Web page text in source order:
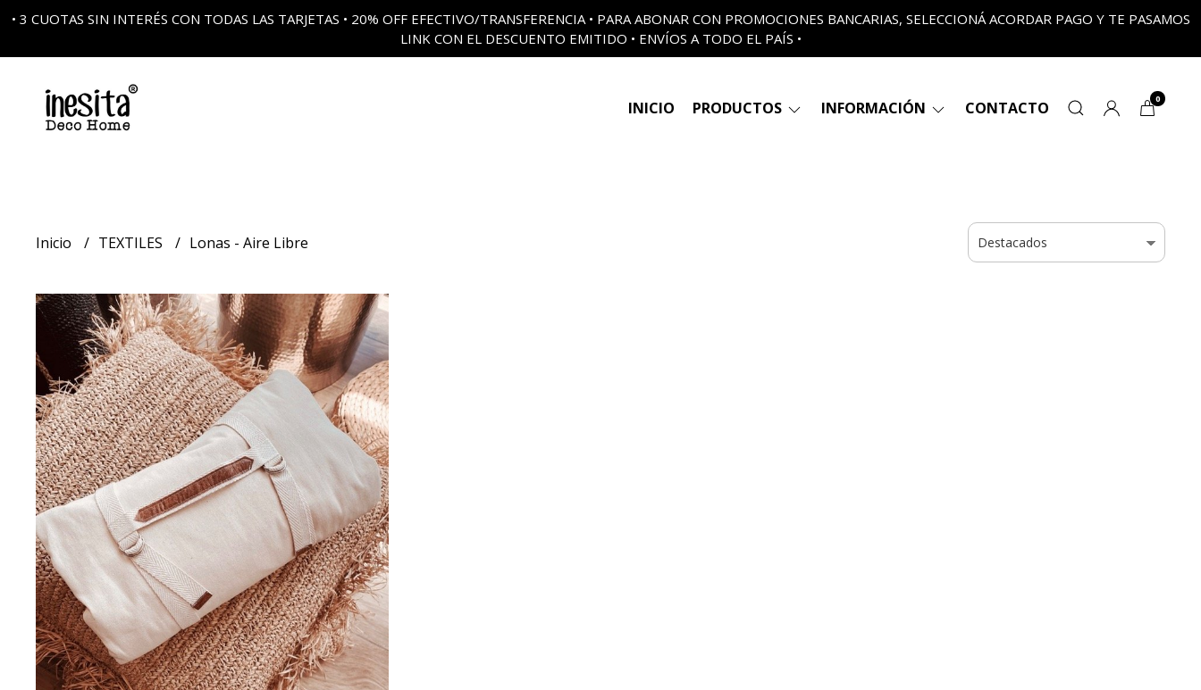
• 3 CUOTAS SIN INTERÉS CON TODAS LAS TARJETAS • 20% OFF EFECTIVO/TRANSFERENCIA • PARA ABONAR CON PROMOCIONES BANCARIAS, SELECCIONÁ ACORDAR PAGO Y TE PASAMOS
LINK CON EL DESCUENTO EMITIDO • ENVÍOS A TODO EL PAÍS •
INICIO PRODUCTOS INFORMACIÓN CONTACTO 0
Inicio TEXTILES Lonas - Aire Libre